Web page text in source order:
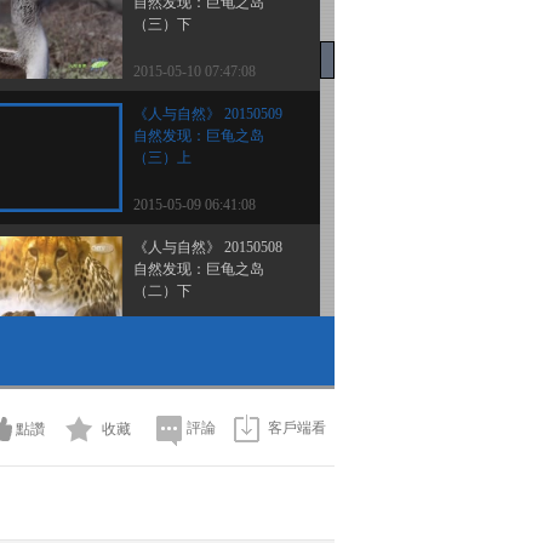
（三）下
2015-05-10 07:47:08
《人与自然》 20150509
自然发现：巨龟之岛
（三）上
2015-05-09 06:41:08
《人与自然》 20150508
自然发现：巨龟之岛
（二）下
（二）上
2015-05-07 06:21:03
自然发现：巨龟之岛
點讚 收藏 評論 客戶端看